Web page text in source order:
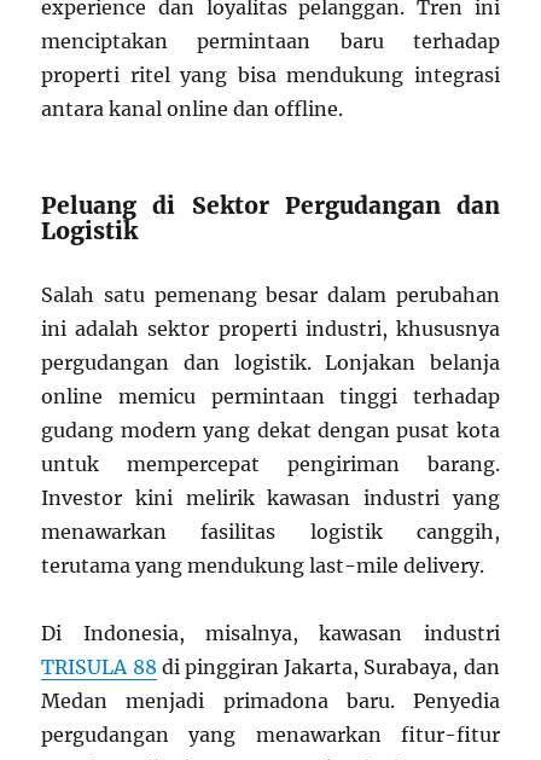
experience dan loyalitas pelanggan. Tren ini
menciptakan permintaan baru terhadap
properti ritel yang bisa mendukung integrasi
antara kanal online dan offline.
Peluang di Sektor Pergudangan dan
Logistik
Salah satu pemenang besar dalam perubahan
ini adalah sektor properti industri, khususnya
pergudangan dan logistik. Lonjakan belanja
online memicu permintaan tinggi terhadap
gudang modern yang dekat dengan pusat kota
untuk mempercepat pengiriman barang.
Investor kini melirik kawasan industri yang
menawarkan fasilitas logistik canggih,
terutama yang mendukung last-mile delivery.
Di Indonesia, misalnya, kawasan industri
TRISULA 88 di pinggiran Jakarta, Surabaya, dan
Medan menjadi primadona baru. Penyedia
pergudangan yang menawarkan fitur-fitur